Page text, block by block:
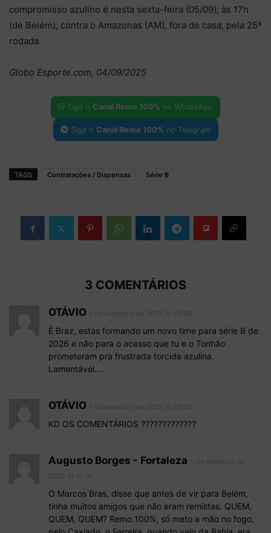
compromisso azulino é nesta sexta-feira (05/09), às 17h
(de Belém), contra o Amazonas (AM), fora de casa, pela 25ª
rodada.
Globo Esporte.com, 04/09/2025
Siga o Canal Remo 100% no WhatsApp
Siga o Canal Remo 100% no Telegram
TAGS Contratações / Dispensas Série B
3 COMENTÁRIOS
OTÁVIO
É Braz, estás formando um novo time para série B de
2026 e não para o acesso que tu e o Tonhão
prometeram pra frustrada torcida azulina.
Lamentável….
OTÁVIO
KD OS COMENTÁRIOS ?????????????
Augusto Borges - Fortaleza
O Marcos Bras, disse que antes de vir para Belém,
tinha muitos amigos que não eram remistas. QUEM,
QUEM, QUEM? Remo 100%, só meto a mão no fogo,